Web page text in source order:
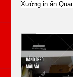
Xưởng in ấn